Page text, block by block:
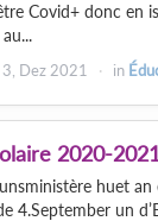
Covid+ donc en
3, Dez 2021 in
2020-
huet an
4.September un